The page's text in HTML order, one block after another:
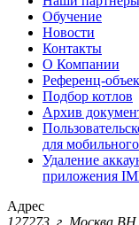
Обучение
Новости
Контакты
О Компании
Референц-
Подбор котлов
Архив
для
Удаление
приложения
Адрес
127273, г.